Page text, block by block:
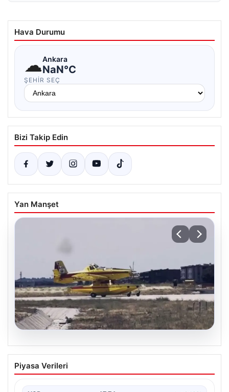
Hava Durumu
☁Ankara
NaN°C
ŞEHIR SEÇ
Bizi Takip Edin
Yan Manşet
06.08.2026
İspanya ve Fransa’daki Görevlerini
Tamamlayan Yangın Söndürme Uçakları
Piyasa Verileri